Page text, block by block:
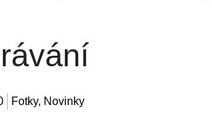
Fotky, Novinky